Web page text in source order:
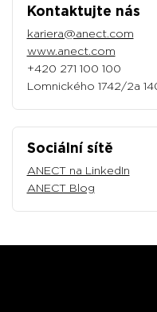
Kontaktujte nás
kariera@anect.com
www.anect.com
+420 271 100 100
Lomnického 1742/2a
Sociální sítě
ANECT na LinkedIn
ANECT Blog